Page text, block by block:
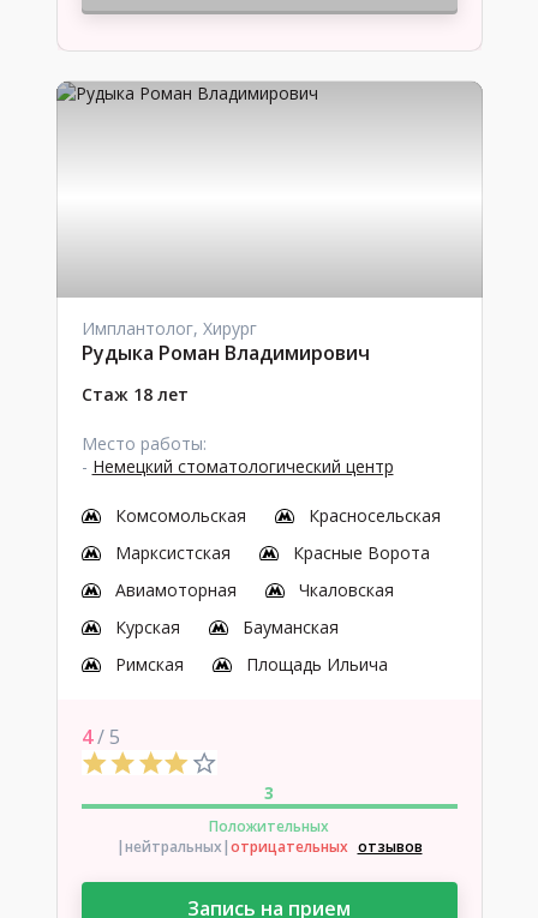
Имплантолог, Хирург
Рудыка Роман Владимирович
Стаж 18 лет
Место работы:
- Немецкий стоматологический центр
Комсомольская
Красносельская
Марксистская
Красные Ворота
Авиамоторная
Чкаловская
Курская
Бауманская
Римская
Площадь Ильича
4/ 5
3
Положительных
|нейтральных|отрицательных отзывов
Запись на прием